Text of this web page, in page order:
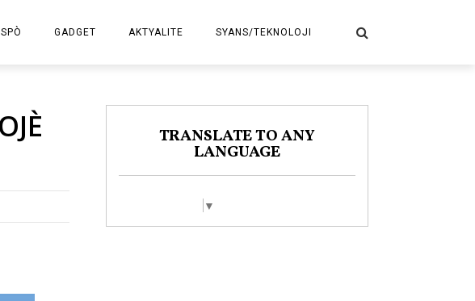
GADGET AKTYALITE SYANS/TEKNOLOJI
TRANSLATE TO ANY
LANGUAGE
▼